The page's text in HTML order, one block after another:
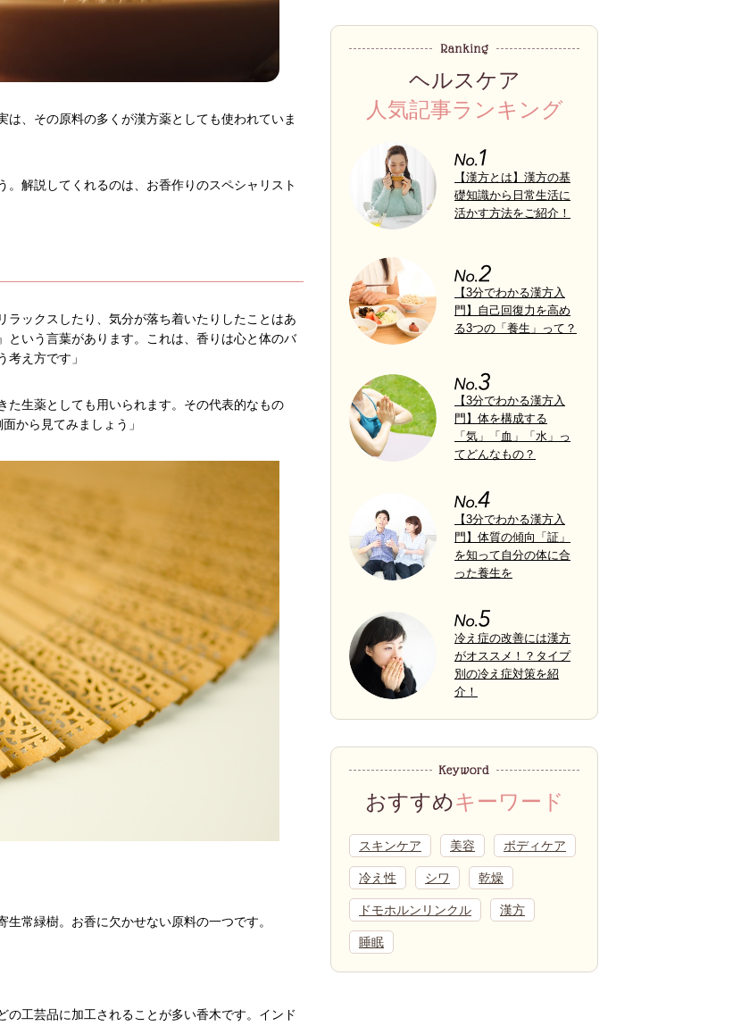
、その原料の多くが漢方薬としても使われていま
解説してくれるのは、お香作りのスペシャリスト
ラックスしたり、気分が落ち着いたりしたことはあ
いう言葉があります。これは、香りは心と体のバ
え方です」
た生薬としても用いられます。その代表的なもの
から見てみましょう」
常緑樹。お香に欠かせない原料の一つです。
工芸品に加工されることが多い香木です。インド
ヘルスケア
人気記事ランキング
【漢方とは】漢方の基
礎知識から日常生活に
活かす方法をご紹介！
【3分でわかる漢方入
門】自己回復力を高め
る3つの「養生」って？
【3分でわかる漢方入
門】体を構成する
「気」「血」「水」っ
てどんなもの？
【3分でわかる漢方入
門】体質の傾向「証」
を知って自分の体に合
った養生を
冷え症の改善には漢方
がオススメ！？タイプ
別の冷え症対策を紹
介！
おすすめキーワード
スキンケア 美容 ボディケア
冷え性 シワ 乾燥
ドモホルンリンクル 漢方
睡眠